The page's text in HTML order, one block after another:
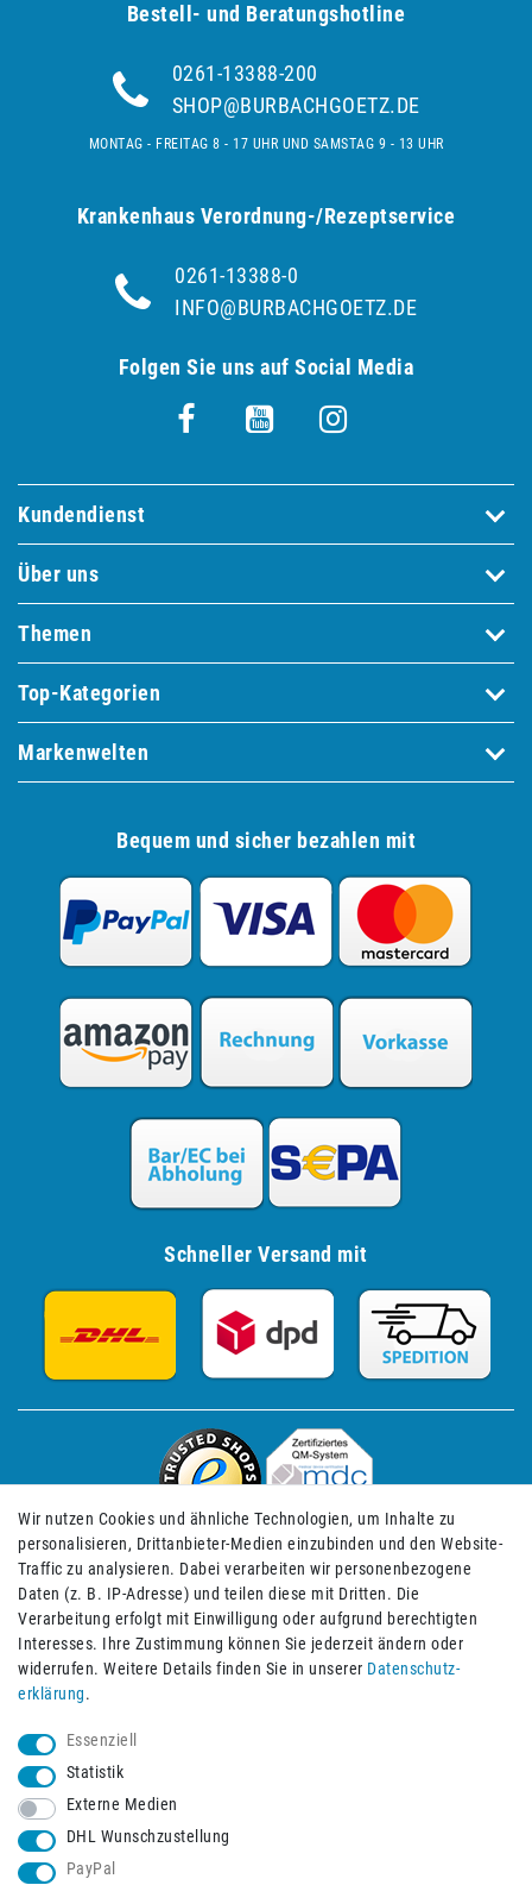
Bestell- und Be­ra­tungs­hot­line
0261-13388-200
SHOP@BURBACHGOETZ.DE
MONTAG - FREITAG 8 - 17 UHR UND SAMSTAG 9 - 13 UHR
Krankenhaus Verordnung-/Rezeptservice
0261-13388-0
INFO@BURBACHGOETZ.DE
Folgen Sie uns auf Social Media
Kundendienst
Über uns
Themen
Top-Kategorien
Markenwelten
Bequem und sicher bezahlen mit
Schneller Versand mit
Impressum Daten­schutz­erklärung AGB
Wir nutzen Cookies und ähnliche Technologien, um Inhalte zu
personalisieren, Drittanbieter-Medien einzubinden und den Website-
Traffic zu analysieren. Dabei verarbeiten wir personenbezogene
Daten (z. B. IP-Adresse) und teilen diese mit Dritten. Die
Verarbeitung erfolgt mit Einwilligung oder aufgrund berechtigten
Interesses. Ihre Zustimmung können Sie jederzeit ändern oder
widerrufen. Weitere Details finden Sie in unserer Daten­schutz­
erklärung.
Essenziell
Statistik
Externe Medien
DHL Wunschzustellung
PayPal